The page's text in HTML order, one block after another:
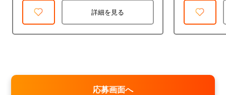
詳細を見る
応募画面へ